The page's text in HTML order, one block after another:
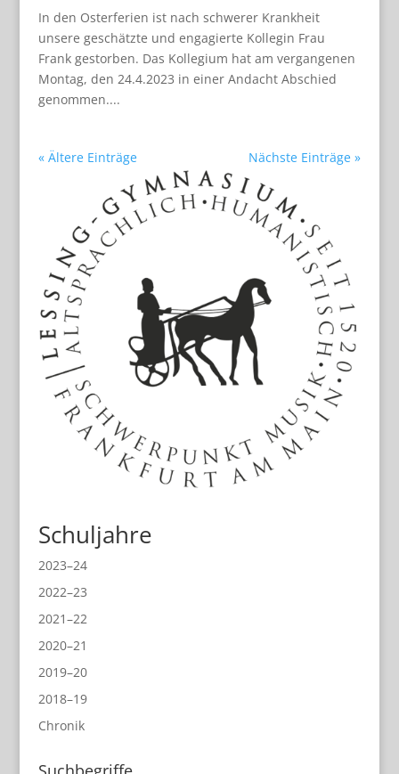
In den Oster­fe­rien ist nach schwe­rer Krank­heit
unsere geschätzte und enga­gierte Kol­le­gin Frau
Frank gestor­ben. Das Kol­le­gium hat am ver­gan­ge­nen
Mon­tag, den 24.4.2023 in einer Andacht Abschied
genommen....
« Ältere Einträge Nächste Einträge »
Schuljahre
2023–24
2022–23
2021–22
2020–21
2019–20
2018–19
Chronik